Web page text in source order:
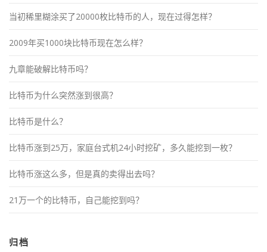
当初稀里糊涂买了20000枚比特币的人，现在过得怎样？
2009年买1000块比特币现在怎么样？
九章能破解比特币吗？
比特币为什么突然涨到很高？
比特币是什么？
比特币涨到25万，家庭台式机24小时挖矿，多久能挖到一枚？
比特币涨这么多，但是真的卖得出去吗？
21万一个的比特币，自己能挖到吗？
归档